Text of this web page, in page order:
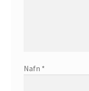
Nafn *